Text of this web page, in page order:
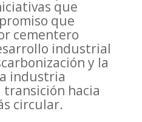
que
que
cementero
industrial
y la
industria
transición hacia
circular.